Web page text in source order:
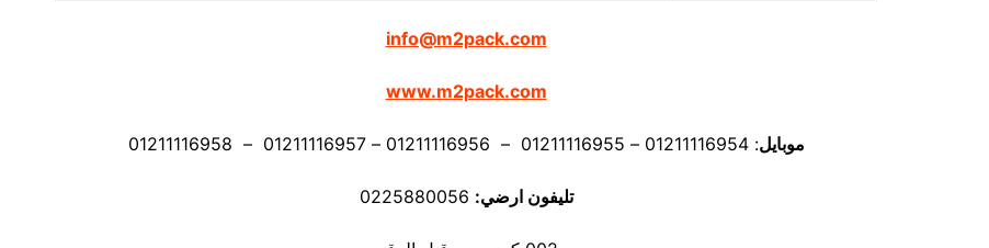
info@m2pack.com
www.m2pack.com
موبايل: 01211116954 – 01211116955 – 01211116956 – 01211116957 – 01211116958
تليفون ارضي: